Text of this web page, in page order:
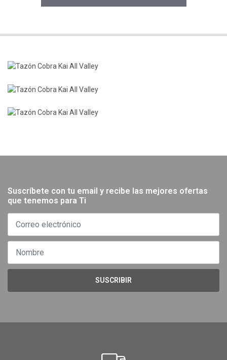
Suscríbete con tu email y recibe las mejores ofertas
que tenemos para Ti
SUSCRIBIR